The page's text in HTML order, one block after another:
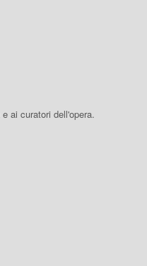
ai curatori dell'opera.